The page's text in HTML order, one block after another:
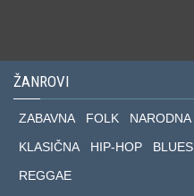
ŽANROVI
ZABAVNA FOLK NARODNA
KLASIČNA
HIP-HOP BLUES
REGGAE